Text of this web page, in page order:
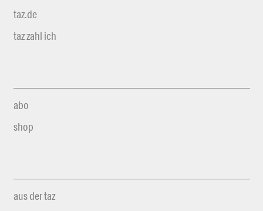
taz.de
taz zahl ich
abo
shop
aus der taz